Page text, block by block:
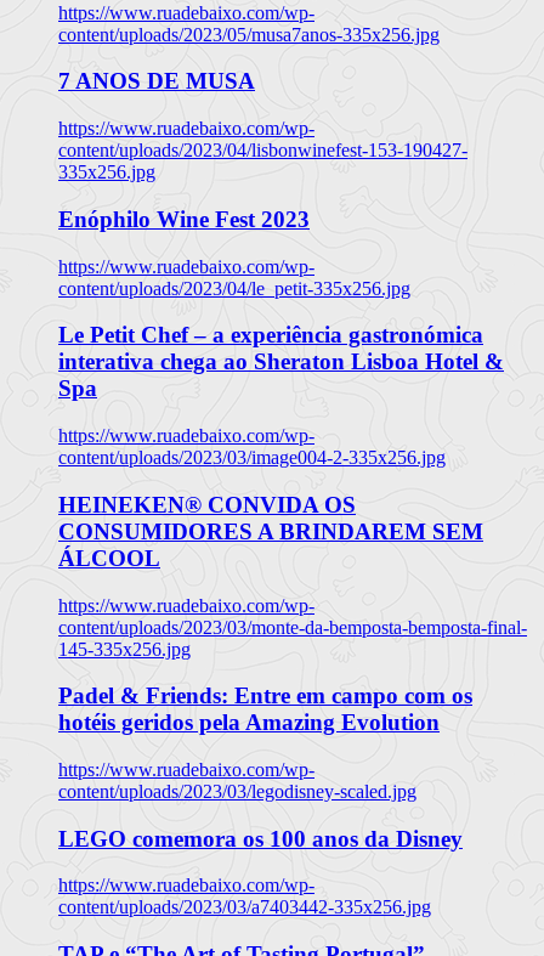
https://www.ruadebaixo.com/wp-
content/uploads/2023/05/musa7anos-335x256.jpg
7 ANOS DE MUSA
https://www.ruadebaixo.com/wp-
content/uploads/2023/04/lisbonwinefest-153-190427-
335x256.jpg
Enóphilo Wine Fest 2023
https://www.ruadebaixo.com/wp-
content/uploads/2023/04/le_petit-335x256.jpg
Le Petit Chef – a experiência gastronómica
interativa chega ao Sheraton Lisboa Hotel &
Spa
https://www.ruadebaixo.com/wp-
content/uploads/2023/03/image004-2-335x256.jpg
HEINEKEN® CONVIDA OS
CONSUMIDORES A BRINDAREM SEM
ÁLCOOL
https://www.ruadebaixo.com/wp-
content/uploads/2023/03/monte-da-bemposta-bemposta-final-
145-335x256.jpg
Padel & Friends: Entre em campo com os
hotéis geridos pela Amazing Evolution
https://www.ruadebaixo.com/wp-
content/uploads/2023/03/legodisney-scaled.jpg
LEGO comemora os 100 anos da Disney
https://www.ruadebaixo.com/wp-
content/uploads/2023/03/a7403442-335x256.jpg